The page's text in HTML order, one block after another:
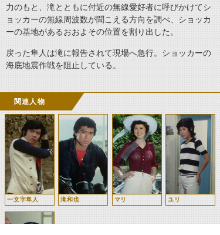
力のもと、滝とともに付近の無線愛好者に呼びかけてシ
ョッカーの無線周波数が聞こえる方向を調べ、ショッカ
ーの基地があるおおよその位置を割り出した。
戻った隼人は滝に報告されて現場へ急行。ショッカーの
海底地震作戦を阻止している。
関連人物
一文字隼人 滝和也 マリ ユリ